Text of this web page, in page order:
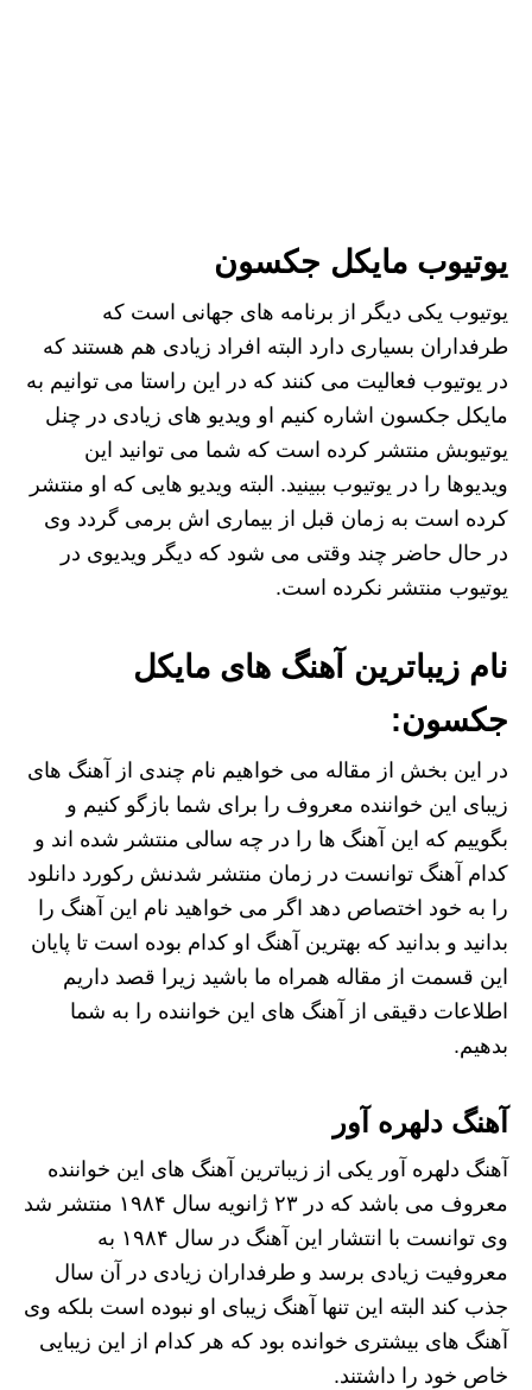
یوتیوب مایکل جکسون
یوتیوب یکی دیگر از برنامه ‌های جهانی است که
طرفداران بسیاری دارد البته افراد زیادی هم هستند که
در یوتیوب فعالیت می ‌کنند که در این راستا می ‌توانیم به
مایکل جکسون اشاره کنیم او ویدیو های زیادی در چنل
یوتیوبش منتشر کرده است که شما می توانید این
ویدیوها را در یوتیوب ببینید. البته ویدیو هایی که او منتشر
کرده است به زمان قبل از بیماری اش برمی گردد وی
در حال حاضر چند وقتی می ‌شود که دیگر ویدیوی در
یوتیوب منتشر نکرده است.
نام زیباترین آهنگ های مایکل
جکسون:
در این بخش از مقاله می خواهیم نام چندی از آهنگ های
زیبای این خواننده معروف را برای شما بازگو کنیم و
بگوییم که این آهنگ ها را در چه سالی منتشر شده‌ اند و
کدام آهنگ توانست در زمان منتشر شدنش رکورد دانلود
را به خود اختصاص دهد اگر می خواهید نام این آهنگ را
بدانید و بدانید که بهترین آهنگ او کدام بوده است تا پایان
این قسمت از مقاله همراه ما باشید زیرا قصد داریم
اطلاعات دقیقی از آهنگ های این خواننده را به شما
بدهیم.
آهنگ دلهره آور
آهنگ دلهره آور یکی از زیباترین آهنگ های این خواننده
معروف می باشد که در ۲۳ ژانویه سال ۱۹۸۴ منتشر شد
‌وی توانست با انتشار این آهنگ در سال ۱۹۸۴ به
معروفیت زیادی برسد و طرفداران زیادی در آن سال
جذب کند البته این تنها آهنگ زیبای او نبوده است بلکه وی
آهنگ های بیشتری خوانده بود که هر کدام از این زیبایی
خاص خود را داشتند.